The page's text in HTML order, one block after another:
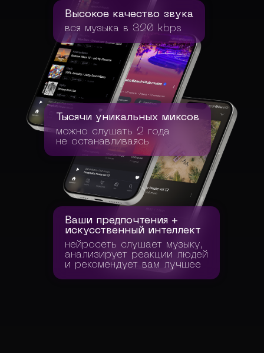
Высокое качество звука
вся музыка в 320 kbps
Тысячи уникальных миксов
можно слушать 2 года
не останавливаясь
Ваши предпочтения +
искусственный интеллект
нейросеть слушает музыку,
анализирует реакции людей
и рекомендует вам лучшее